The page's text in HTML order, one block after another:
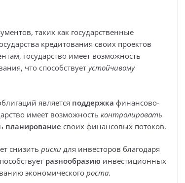
таких как государственные
кредитования своих проектов
государство имеет возможность
что способствуетустойчивому
является поддержка финансово-
имеет возможность контролировать
планирование своих финансовых потоков.
снизить риски для инвесторов благодаря
разнообразию инвестиционных
экономического роста.